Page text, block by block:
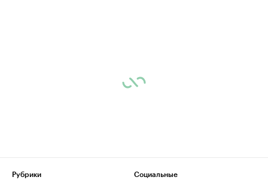
Рубрики
Социальные